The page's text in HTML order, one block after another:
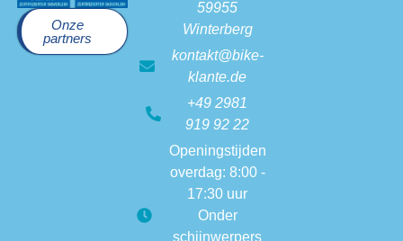
59955
Winterberg
kontakt@bike-
klante.de
+49 2981
919 92 22
Openingstijden
overdag: 8:00 -
17:30 uur
Onder
schijnwerpers
Onze
partners